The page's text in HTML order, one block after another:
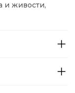
и живости,